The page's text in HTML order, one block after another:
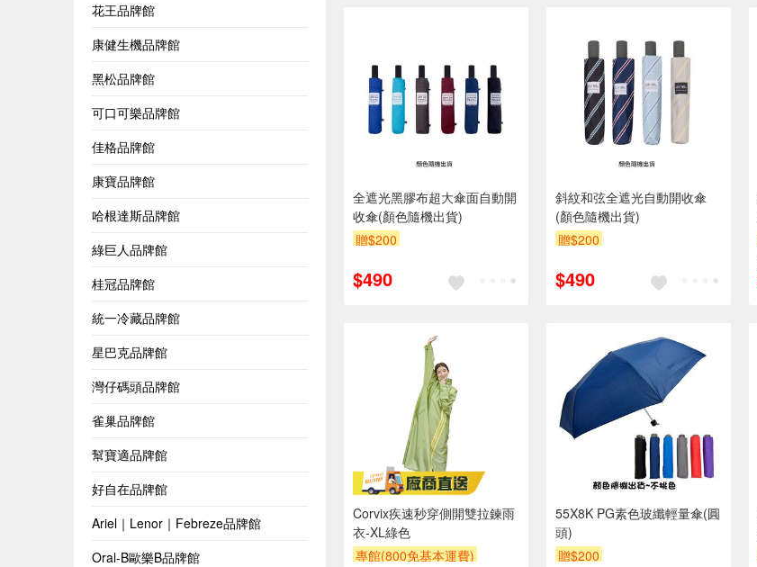
花王品牌館
康健生機品牌館
黑松品牌館
可口可樂品牌館
佳格品牌館
康寶品牌館
哈根達斯品牌館
綠巨人品牌館
桂冠品牌館
統一冷藏品牌館
星巴克品牌館
灣仔碼頭品牌館
雀巢品牌館
幫寶適品牌館
好自在品牌館
Ariel｜Lenor｜Febreze品牌館
Oral-B歐樂B品牌館
全遮光黑膠布超大傘面自動開
收傘(顏色隨機出貨)
贈$200
$490
斜紋和弦全遮光自動開收傘
(顏色隨機出貨)
贈$200
$490
Corvix疾速秒穿側開雙拉鍊雨
衣-XL綠色
專館(800免基本運費)
55X8K PG素色玻纖輕量傘(圓
頭)
贈$200